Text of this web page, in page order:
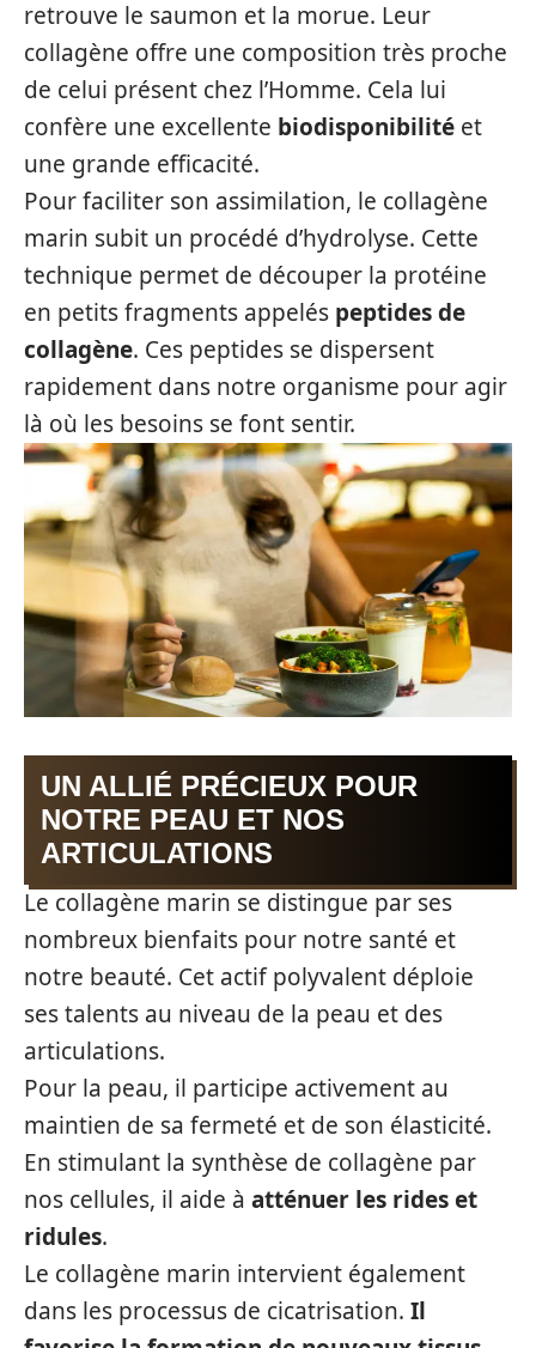
retrouve le saumon et la morue. Leur
collagène offre une composition très proche
de celui présent chez l’Homme. Cela lui
confère une excellente biodisponibilité et
une grande efficacité.
Pour faciliter son assimilation, le collagène
marin subit un procédé d’hydrolyse. Cette
technique permet de découper la protéine
en petits fragments appelés peptides de
collagène. Ces peptides se dispersent
rapidement dans notre organisme pour agir
là où les besoins se font sentir.
UN ALLIÉ PRÉCIEUX POUR
NOTRE PEAU ET NOS
ARTICULATIONS
Le collagène marin se distingue par ses
nombreux bienfaits pour notre santé et
notre beauté. Cet actif polyvalent déploie
ses talents au niveau de la peau et des
articulations.
Pour la peau, il participe activement au
maintien de sa fermeté et de son élasticité.
En stimulant la synthèse de collagène par
nos cellules, il aide à atténuer les rides et
ridules.
Le collagène marin intervient également
dans les processus de cicatrisation. Il